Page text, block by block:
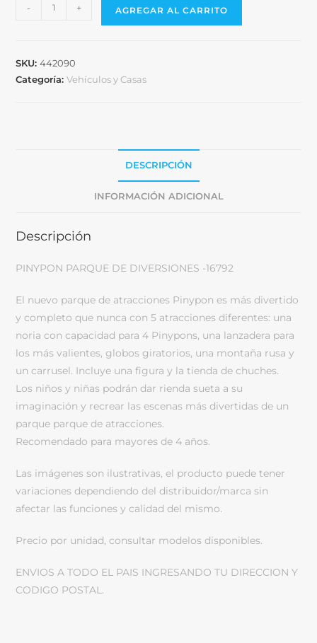
- + AGREGAR AL CARRITO
SKU:442090
Categoría:Vehículos y Casas
DESCRIPCIÓN
INFORMACIÓN ADICIONAL
Descripción
PINYPON PARQUE DE DIVERSIONES -16792
El nuevo parque de atracciones Pinypon es más divertido
y completo que nunca con 5 atracciones diferentes: una
noria con capacidad para 4 Pinypons, una lanzadera para
los más valientes, globos giratorios, una montaña rusa y
un carrusel. Incluye una figura y la tienda de chuches.
Los niños y niñas podrán dar rienda sueta a su
imaginación y recrear las escenas más divertidas de un
parque parque de atracciones.
Recomendado para mayores de 4 años.
Las imágenes son ilustrativas, el producto puede tener
variaciones dependiendo del distribuidor/marca sin
afectar las funciones y calidad del mismo.
Precio por unidad, consultar modelos disponibles.
ENVIOS A TODO EL PAIS INGRESANDO TU DIRECCION Y
CODIGO POSTAL.